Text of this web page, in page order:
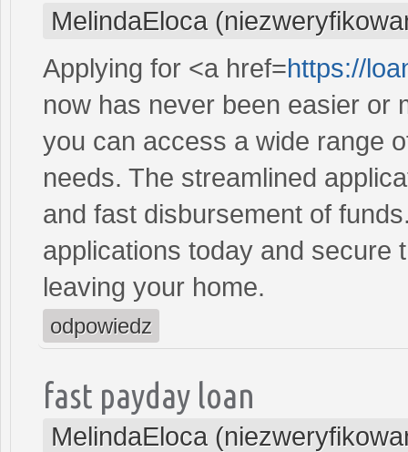
MelindaEloca
Applying for <a href=https://
now has never been easier or
you can access a wide range
needs. The streamlined
and fast disbursement of
applications today and secure
leaving your home.
odpowiedz
fast payday loan
MelindaEloca